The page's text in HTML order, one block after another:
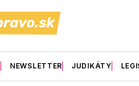
NEWSLETTER JUDIKÁTY